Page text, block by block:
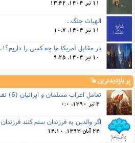
11 تیر 1404, 13:42
الهیات جنگ...
11 تیر 1404, 10:7
در مقابل آمریکا ما چه کسی را داریم؟!...
10 تیر 1404, 9:25
پر بازدیدترین ها
4 تیر 1390, 0:0
24 آبان 1393, 14:10